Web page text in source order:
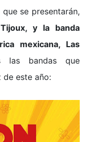
se presentarán,
y la banda
mexicana, Las
las bandas que
de este año: